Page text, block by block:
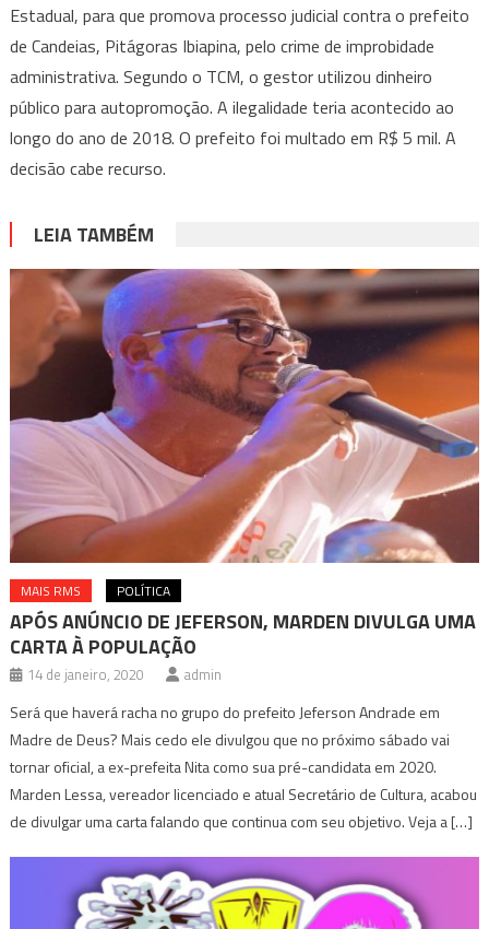
Estadual, para que promova processo judicial contra o prefeito
de Candeias, Pitágoras Ibiapina, pelo crime de improbidade
administrativa. Segundo o TCM, o gestor utilizou dinheiro
público para autopromoção. A ilegalidade teria acontecido ao
longo do ano de 2018. O prefeito foi multado em R$ 5 mil. A
decisão cabe recurso.
LEIA TAMBÉM
MAIS RMS POLÍTICA
APÓS ANÚNCIO DE JEFERSON, MARDEN DIVULGA UMA
CARTA À POPULAÇÃO
14 de janeiro, 2020 admin
Será que haverá racha no grupo do prefeito Jeferson Andrade em
Madre de Deus? Mais cedo ele divulgou que no próximo sábado vai
tornar oficial, a ex-prefeita Nita como sua pré-candidata em 2020.
Marden Lessa, vereador licenciado e atual Secretário de Cultura, acabou
de divulgar uma carta falando que continua com seu objetivo. Veja a […]